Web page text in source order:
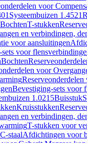
voor
Systeembuizen 1.4521
T-stukken
en verbindingen,
voor aansluitingen
voor
Bochten
voor
Bevestiging-sets voor
1.0215Buisstuk
Kruisstukken
en verbindingen,
T-stukken voor
staalAfdichtingen voor